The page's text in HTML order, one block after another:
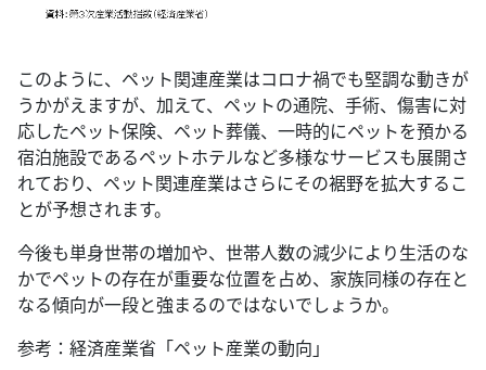
このように、ペット関連産業はコロナ禍でも堅調な動きが
うかがえますが、加えて、ペットの通院、手術、傷害に対
応したペット保険、ペット葬儀、一時的にペットを預かる
宿泊施設であるペットホテルなど多様なサービスも展開さ
れており、ペット関連産業はさらにその裾野を拡大するこ
とが予想されます。
今後も単身世帯の増加や、世帯人数の減少により生活のな
かでペットの存在が重要な位置を占め、家族同様の存在と
なる傾向が一段と強まるのではないでしょうか。
参考：経済産業省「ペット産業の動向」